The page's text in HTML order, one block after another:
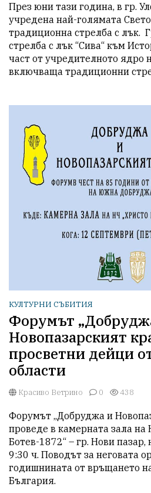
През юни тази година, в гр.
учредена най-голямата
традиционна стрелба с лък.
стрелба с лък “Сива“ към
част от учредителното ядро
включваща традиционни
КУЛТУРНИ СЪБИТИЯ
Форумът
Новопазарският
просветни дейци
области
Красиво Ветрино 0 438
Форумът „Добруджа и
проведе в камерната зала на
Ботев-1872“ – гр. Нови
9:30 ч. Поводът за неговата
годишнината от връщането
България.